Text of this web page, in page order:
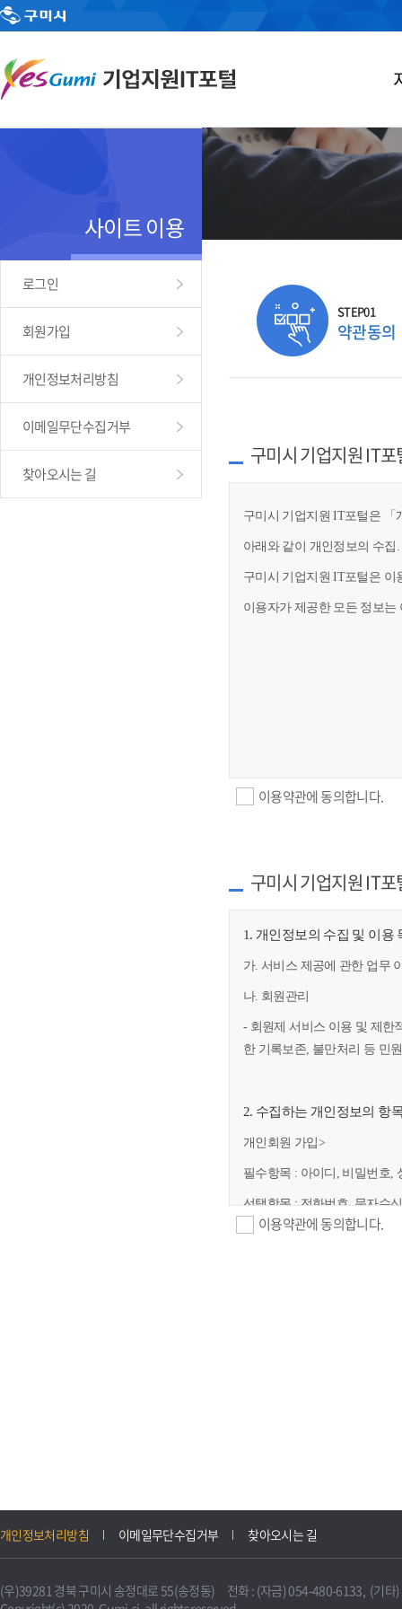
사이트 이용
로그인
회원가입
개인정보처리방침
이메일무단수집거부
찾아오시는 길
STEP01
약관동의
구미시 기업지원 IT
구미시 기업지원 IT포털은 「
아래와 같이 개인정보의 수집
구미시 기업지원 IT포털은 이
이용자가 제공한 모든 정보
이용약관에 동의합니다.
구미시 기업지원 IT
1. 개인정보의 수집 및 이용
가. 서비스 제공에 관한 업무
나. 회원관리
- 회원제 서비스 이용 및 제한
한 기록보존, 불만처리 등 민
2. 수집하는 개인정보의 항
개인회원 가입>
필수항목 : 아이디, 비밀번호,
선택항목 : 전화번호, 문자수
니다.
불필요하게 되었을 때에는
이용약관에 동의합니다.
개인정보처리방침 이메일무단수집거부 찾아오시는 길
(우)39281 경북 구미시 송정대로 55(송정동) 전화 : (자금) 054-480-6133, (기타